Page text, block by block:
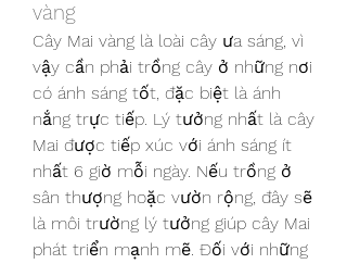
vàng
Cây Mai vàng là loài cây ưa sáng, vì
vậy cần phải trồng cây ở những nơi
có ánh sáng tốt, đặc biệt là ánh
nắng trực tiếp. Lý tưởng nhất là cây
Mai được tiếp xúc với ánh sáng ít
nhất 6 giờ mỗi ngày. Nếu trồng ở
sân thượng hoặc vườn rộng, đây sẽ
là môi trường lý tưởng giúp cây Mai
phát triển mạnh mẽ. Đối với những